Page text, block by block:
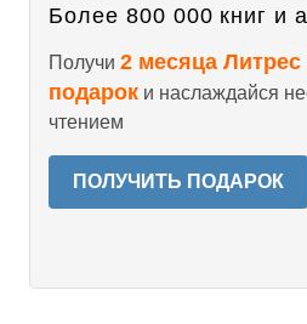
Более 800 000 книг и
Получи 2 месяца
подарок и наслаждайся
чтением
ПОЛУЧИТЬ ПОДАРОК